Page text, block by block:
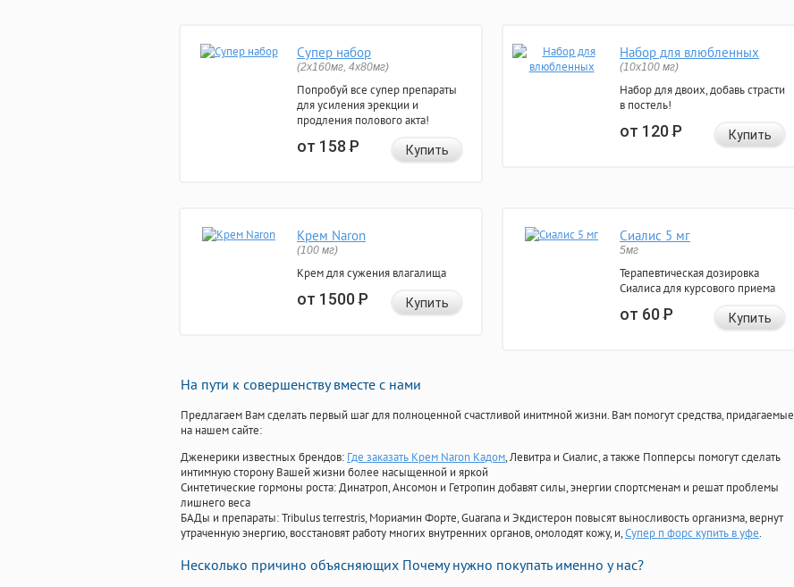
Супер набор
(2х160мг, 4х80мг)
Попробуй все супер препараты
для усиления эрекции и
продления полового акта!
от 158Р Купить
Набор для влюбленных
(10х100 мг)
Набор для двоих, добавь страсти
в постель!
от 120Р Купить
Крем Naron
(100 мг)
Крем для сужения влагалища
от 1500Р Купить
Сиалис 5 мг
5мг
Терапевтическая дозировка
Сиалиса для курсового приема
от 60Р Купить
На пути к совершенству вместе с нами
Предлагаем Вам сделать первый шаг для полноценной счастливой инитмной жизни. Вам помогут средства, придагаемые
на нашем сайте:
Дженерики известных брендов: Где заказать Крем Naron Кадом, Левитра и Сиалис, а также Попперсы помогут сделать
интимную сторону Вашей жизни более насыщенной и яркой
Синтетические гормоны роста: Динатроп, Ансомон и Гетропин добавят силы, энергии спортсменам и решат проблемы
лишнего веса
БАДы и препараты:Tribulus terrestris, Мориамин Форте, Guarana и Экдистерон повысят выносливость организма, вернут
утраченную энергию, восстановят работу многих внутренних органов, омолодят кожу, и,Супер п форс купить в уфе.
Несколько причино объясняющих Почему нужно покупать именно у нас?